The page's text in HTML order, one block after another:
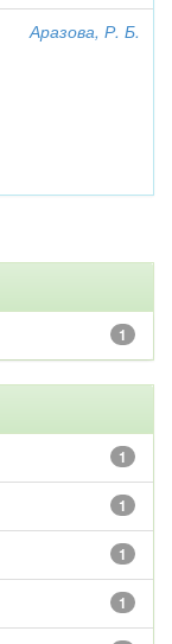
Аразова, Р. Б.
1
1
1
1
1